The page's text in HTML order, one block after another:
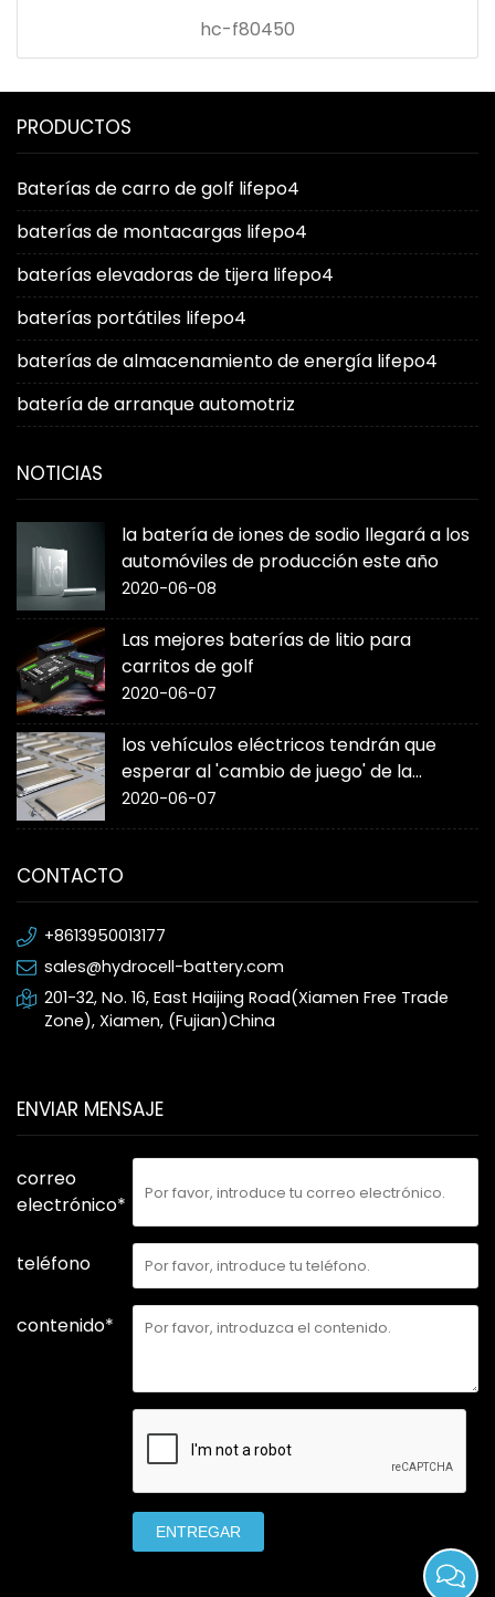
hc-f80450
PRODUCTOS
Baterías de carro de golf lifepo4
baterías de montacargas lifepo4
baterías elevadoras de tijera lifepo4
baterías portátiles lifepo4
baterías de almacenamiento de energía lifepo4
batería de arranque automotriz
NOTICIAS
la batería de iones de sodio llegará a los
automóviles de producción este año
2020-06-08
Las mejores baterías de litio para
carritos de golf
2020-06-07
los vehículos eléctricos tendrán que
esperar al 'cambio de juego' de la
batería de estado sólido
2020-06-07
CONTACTO
+8613950013177
sales@hydrocell-battery.com
201-32, No. 16, East Haijing Road(Xiamen Free Trade
Zone), Xiamen, (Fujian)China
ENVIAR MENSAJE
correo
electrónico*
teléfono
contenido*
ENTREGAR